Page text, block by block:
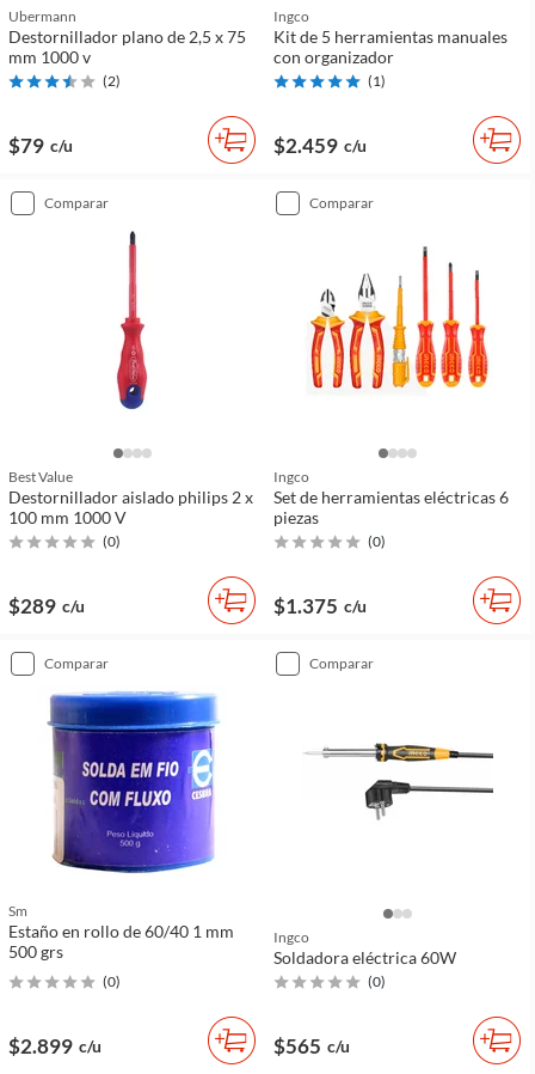
Ubermann
Destornillador plano de 2,5 x 75
mm 1000 v
(2)
$79 c/u
Ingco
Kit de 5 herramientas manuales
con organizador
(1)
$2.459 c/u
comparar
Best Value
Destornillador aislado philips 2 x
100 mm 1000 V
(0)
$289 c/u
comparar
Ingco
Set de herramientas eléctricas 6
piezas
(0)
$1.375 c/u
comparar
Sm
Estaño en rollo de 60/40 1 mm
500 grs
(0)
$2.899 c/u
comparar
Ingco
Soldadora eléctrica 60W
(0)
$565 c/u